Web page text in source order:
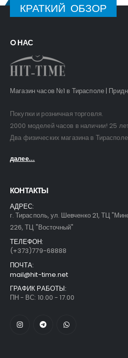
КРАТКИЙ ОБЗОР
O НАС
Магазин часов №1 в Тирасполе |
Покупки и розничная торговля.
2000 моделей часов в наличии! 25
Два физических магазина в
далее...
КОНТАКТЫ
АДРЕС:
г. Тирасполь, ул. Шевченко 21, ТЦ
226, ТЦ "Восточный"
ТЕЛЕФОН:
(+373)779-68888
ПОЧТА:
mail@hit-time.net
ГРАФИК РАБОТЫ:
ПН - ВС: 10.00 - 17.00